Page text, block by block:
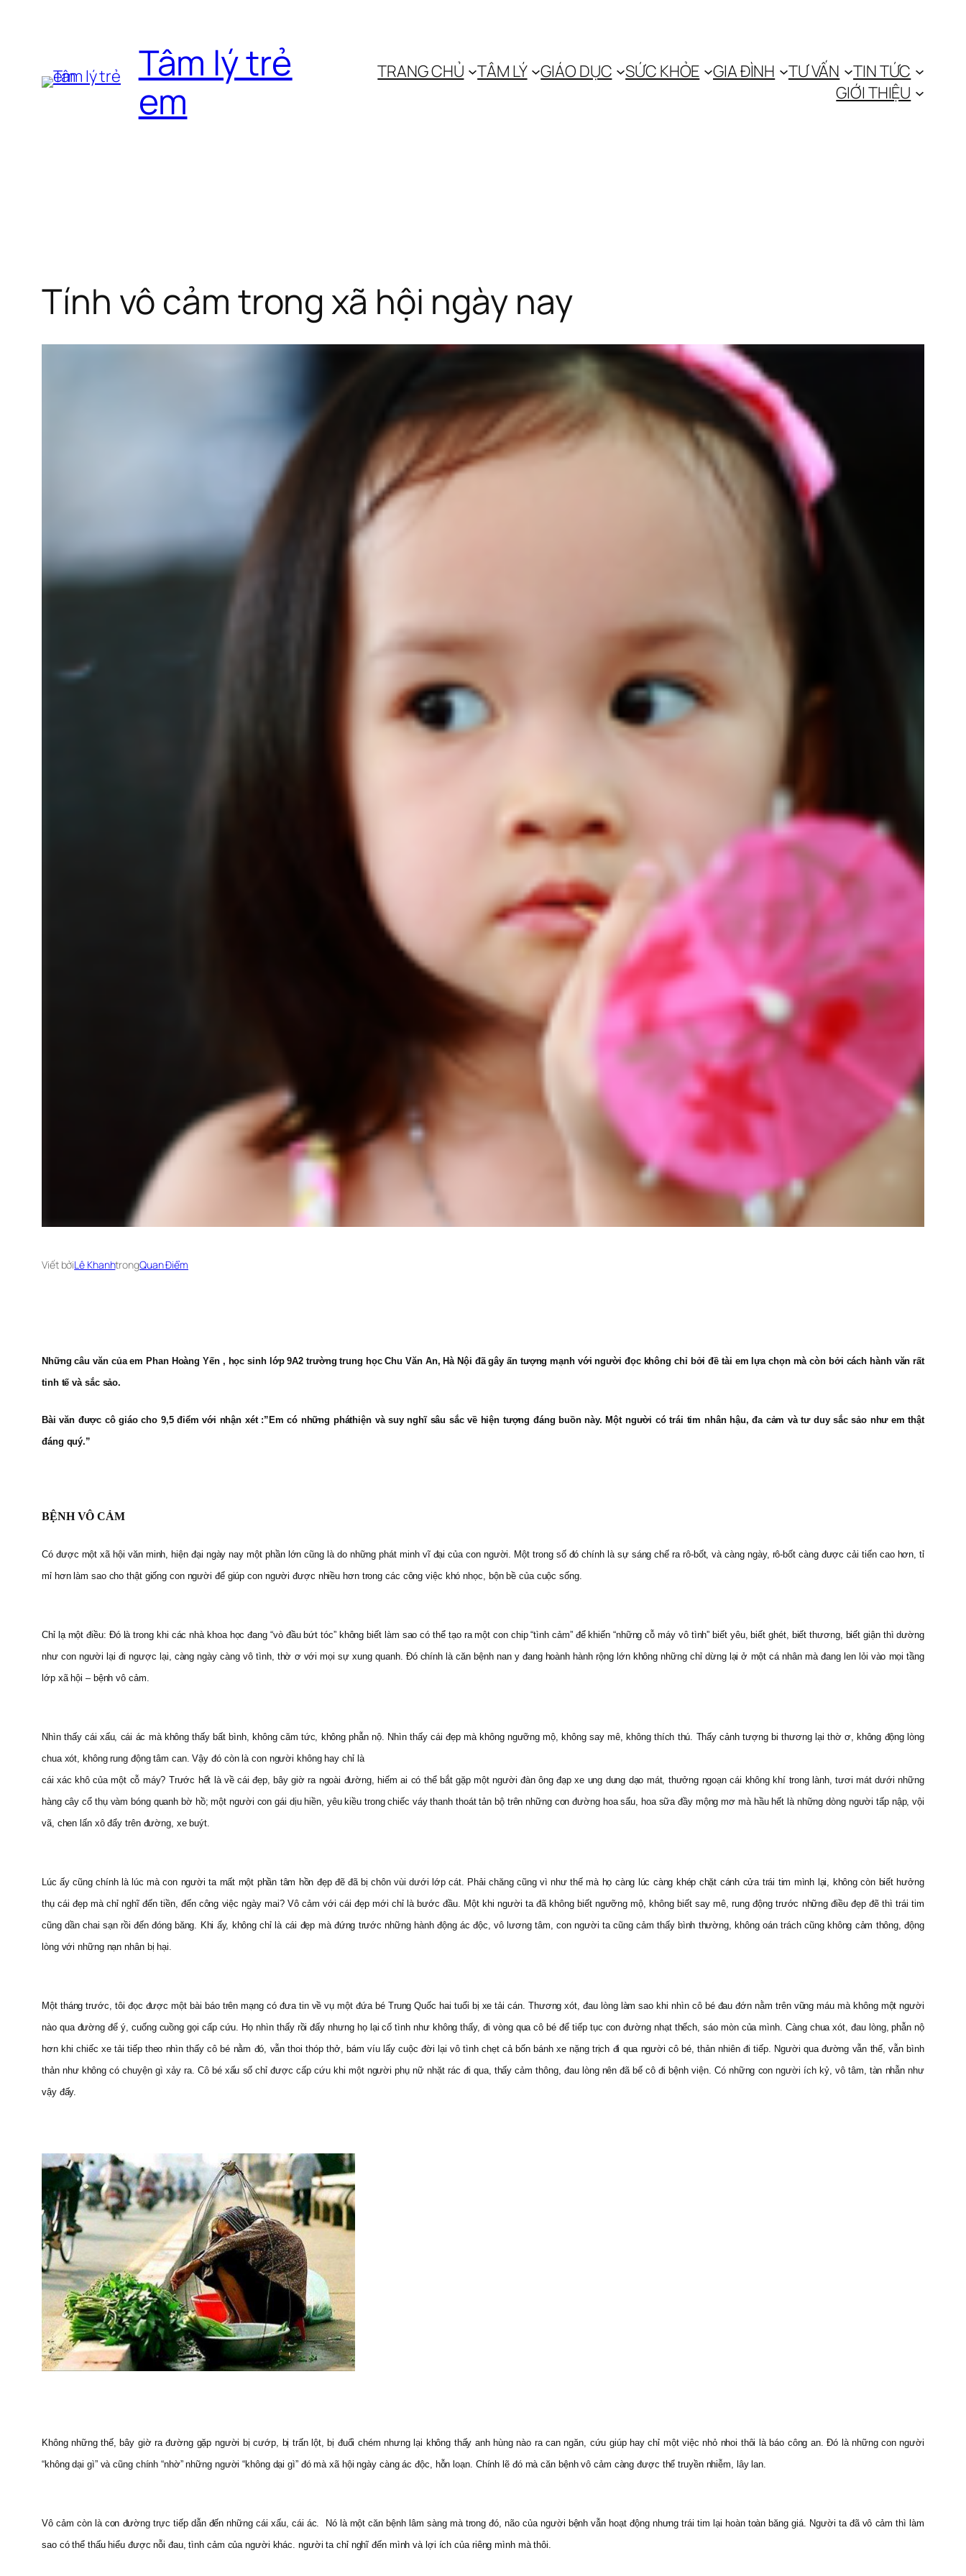
Tâm lý trẻ
em
TRANG CHỦ TÂM LÝ GIÁO DỤC SỨC KHỎE GIA ĐÌNH TƯ VẤN
TIN TỨC
GIỚI THIỆU
Tính vô cảm trong xã hội ngày nay
Viết bởiLê KhanhtrongQuan Điểm
Những câu văn của em Phan Hoàng Yến , học sinh lớp 9A2 trường trung học Chu Văn An, Hà Nội đã gây ấn tượng mạnh với người đọc không chỉ bởi đề tài em lựa chọn mà còn bởi cách hành văn rất
tinh tế và sắc sảo.
Bài văn được cô giáo cho 9,5 điểm với nhận xét :”Em có những pháthiện và suy nghĩ sâu sắc về hiện tượng đáng buồn này. Một người có trái tim nhân hậu, đa cảm và tư duy sắc sảo như em thật
đáng quý.”
BỆNH VÔ CẢM
Có được một xã hội văn minh, hiện đại ngày nay một phần lớn cũng là do những phát minh vĩ đại của con người. Một trong số đó chính là sự sáng chế ra rô-bốt, và càng ngày, rô-bốt càng được cải tiến cao hơn, tỉ
mỉ hơn làm sao cho thật giống con người để giúp con người được nhiều hơn trong các công việc khó nhọc, bộn bề của cuộc sống.
Chỉ lạ một điều: Ðó là trong khi các nhà khoa học đang “vò đầu bứt tóc” không biết làm sao có thể tạo ra một con chip “tình cảm” để khiến “những cỗ máy vô tình” biết yêu, biết ghét, biết thương, biết giận thì dường
như con người lại đi ngược lại, càng ngày càng vô tình, thờ ơ với mọi sự xung quanh. Ðó chính là căn bệnh nan y đang hoành hành rộng lớn không những chỉ dừng lại ở một cá nhân mà đang len lỏi vào mọi tầng
lớp xã hội – bệnh vô cảm.
Nhìn thấy cái xấu, cái ác mà không thấy bất bình, không căm tức, không phẫn nộ. Nhìn thấy cái đẹp mà không ngưỡng mộ, không say mê, không thích thú. Thấy cảnh tượng bi thương lại thờ ơ, không động lòng
chua xót, không rung động tâm can. Vậy đó còn là con người không hay chỉ là
cái xác khô của một cỗ máy? Trước hết là về cái đẹp, bây giờ ra ngoài đường, hiếm ai có thể bắt gặp một người đàn ông đạp xe ung dung dạo mát, thưởng ngoạn cái không khí trong lành, tươi mát dưới những
hàng cây cổ thụ vàm bóng quanh bờ hồ; một người con gái dịu hiền, yêu kiều trong chiếc váy thanh thoát tản bộ trên những con đường hoa sấu, hoa sữa đầy mộng mơ mà hầu hết là những dòng người tấp nập, vội
vã, chen lấn xô đẩy trên đường, xe buýt.
Lúc ấy cũng chính là lúc mà con người ta mất một phần tâm hồn đẹp đẽ đã bị chôn vùi dưới lớp cát. Phải chăng cũng vì như thế mà họ càng lúc càng khép chặt cánh cửa trái tim mình lại, không còn biết hưởng
thụ cái đẹp mà chỉ nghĩ đến tiền, đến công việc ngày mai? Vô cảm với cái đẹp mới chỉ là bước đầu. Một khi người ta đã không biết ngưỡng mộ, không biết say mê, rung động trước những điều đẹp đẽ thì trái tim
cũng dần chai sạn rồi đến đóng băng. Khi ấy, không chỉ là cái đẹp mà đứng trước những hành động ác độc, vô lương tâm, con người ta cũng cảm thấy bình thường, không oán trách cũng không cảm thông, động
lòng với những nạn nhân bị hại.
Một tháng trước, tôi đọc được một bài báo trên mạng có đưa tin về vụ một đứa bé Trung Quốc hai tuổi bị xe tải cán. Thương xót, đau lòng làm sao khi nhìn cô bé đau đớn nằm trên vũng máu mà không một người
nào qua đường để ý, cuống cuồng gọi cấp cứu. Họ nhìn thấy rồi đấy nhưng họ lại cố tình như không thấy, đi vòng qua cô bé để tiếp tục con đường nhạt thếch, sáo mòn của mình. Càng chua xót, đau lòng, phẫn nộ
hơn khi chiếc xe tải tiếp theo nhìn thấy cô bé nằm đó, vẫn thoi thóp thở, bám víu lấy cuộc đời lại vô tình chẹt cả bốn bánh xe nặng trịch đi qua người cô bé, thản nhiên đi tiếp. Người qua đường vẫn thế, vẫn bình
thản như không có chuyện gì xảy ra. Cô bé xấu số chỉ được cấp cứu khi một người phụ nữ nhặt rác đi qua, thấy cảm thông, đau lòng nên đã bế cô đi bệnh viện. Có những con người ích kỷ, vô tâm, tàn nhẫn như
vậy đấy.
Không những thế, bây giờ ra đường gặp người bị cướp, bị trấn lột, bị đuổi chém nhưng lại không thấy anh hùng nào ra can ngăn, cứu giúp hay chỉ một việc nhỏ nhoi thôi là báo công an. Ðó là những con người
“không dại gì” và cũng chính “nhờ” những người “không dại gì” đó mà xã hội ngày càng ác độc, hỗn loạn. Chính lẽ đó mà căn bệnh vô cảm càng được thể truyền nhiễm, lây lan.
Vô cảm còn là con đường trực tiếp dẫn đến những cái xấu, cái ác. Nó là một căn bệnh lâm sàng mà trong đó, não của người bệnh vẫn hoạt động nhưng trái tim lại hoàn toàn băng giá. Người ta đã vô cảm thì làm
sao có thể thấu hiểu được nỗi đau, tình cảm của người khác. người ta chỉ nghĩ đến mình và lợi ích của riêng mình mà thôi.